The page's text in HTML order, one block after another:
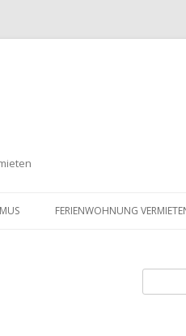
FERIENWOHNUNG
nach: